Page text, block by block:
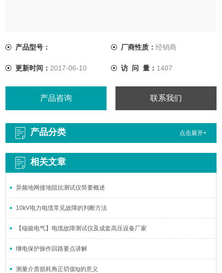
产品型号： 厂商性质： 经销商
更新时间： 2017-06-10 访 问 量： 1407
产品咨询 联系我们
产品分类 点击展开+
相关文章
异频地网接地阻抗测试仪简要概述
10kV电力电缆常见故障的判断方法
【端懿电气】电缆故障测试仪及成套高压设备厂家
继电保护操作回路要点讲解
测量介质损耗角正切值tg的意义